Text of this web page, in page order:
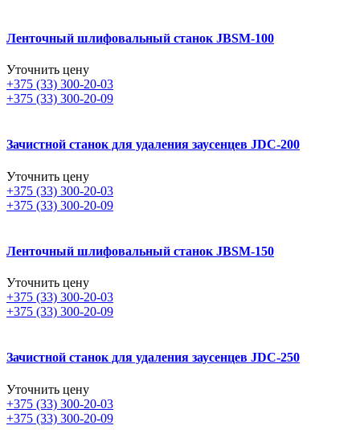
Ленточный шлифовальный станок JBSM-100
Уточнить цену
+375 (33) 300-20-03
+375 (33) 300-20-09
Зачистной станок для удаления заусенцев JDC-200
Уточнить цену
+375 (33) 300-20-03
+375 (33) 300-20-09
Ленточный шлифовальный станок JBSM-150
Уточнить цену
+375 (33) 300-20-03
+375 (33) 300-20-09
Зачистной станок для удаления заусенцев JDC-250
Уточнить цену
+375 (33) 300-20-03
+375 (33) 300-20-09